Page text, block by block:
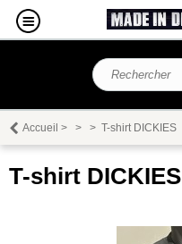
Accueil > > > T-shirt DICKIES
T-shirt DICKIES